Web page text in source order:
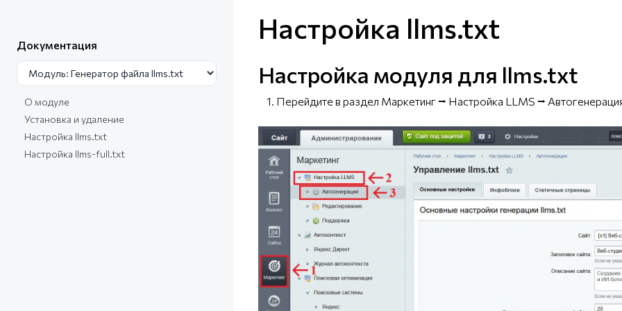
Документация
О модуле
Установка и удаление
Настройка llms.txt
Настройка llms-full.txt
Настройка llms.txt
Настройка модуля для llms.txt
1. Перейдите в раздел Маркетинг ⭢ Настройка LLMS ⭢